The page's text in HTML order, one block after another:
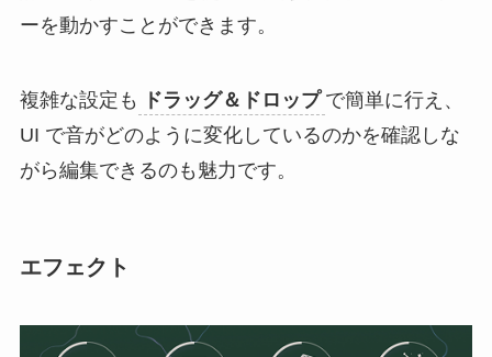
ーを動かすことができます。
複雑な設定も ドラッグ＆ドロップ で簡単に行え、
UI で音がどのように変化しているのかを確認しな
がら編集できるのも魅力です。
エフェクト